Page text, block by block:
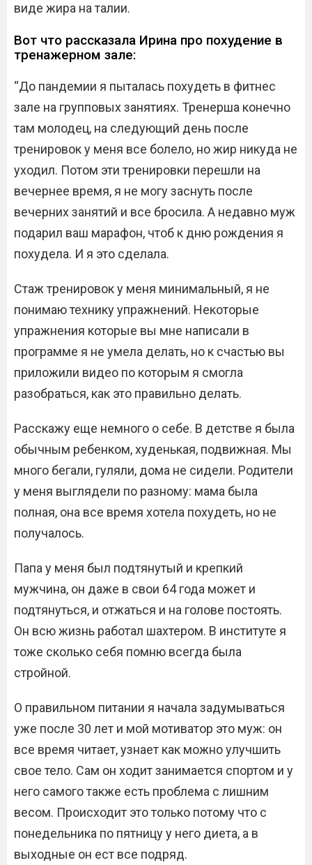
виде жира на талии.
Вот что рассказала Ирина про похудение в
тренажерном зале:
“До пандемии я пыталась похудеть в фитнес
зале на групповых занятиях. Тренерша конечно
там молодец, на следующий день после
тренировок у меня все болело, но жир никуда не
уходил. Потом эти тренировки перешли на
вечернее время, я не могу заснуть после
вечерних занятий и все бросила. А недавно муж
подарил ваш марафон, чтоб к дню рождения я
похудела. И я это сделала.
Стаж тренировок у меня минимальный, я не
понимаю технику упражнений. Некоторые
упражнения которые вы мне написали в
программе я не умела делать, но к счастью вы
приложили видео по которым я смогла
разобраться, как это правильно делать.
Расскажу еще немного о себе. В детстве я была
обычным ребенком, худенькая, подвижная. Мы
много бегали, гуляли, дома не сидели. Родители
у меня выглядели по разному: мама была
полная, она все время хотела похудеть, но не
получалось.
Папа у меня был подтянутый и крепкий
мужчина, он даже в свои 64 года может и
подтянуться, и отжаться и на голове постоять.
Он всю жизнь работал шахтером. В институте я
тоже сколько себя помню всегда была
стройной.
О правильном питании я начала задумываться
уже после 30 лет и мой мотиватор это муж: он
все время читает, узнает как можно улучшить
свое тело. Сам он ходит занимается спортом и у
него самого также есть проблема с лишним
весом. Происходит это только потому что с
понедельника по пятницу у него диета, а в
выходные он ест все подряд.